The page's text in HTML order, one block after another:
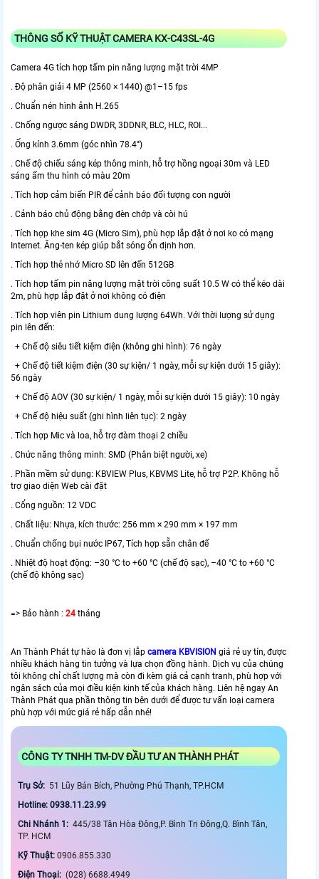
THÔNG SỐ KỸ THUẬT CAMERA KX-C43SL-4G
Camera 4G tích hợp tấm pin năng lượng mặt trời 4MP
. Độ phân giải 4 MP (2560 × 1440) @1–15 fps
. Chuẩn nén hình ảnh H.265
. Chống ngược sáng DWDR, 3DDNR, BLC, HLC, ROI...
. Ống kính 3.6mm (góc nhìn 78.4°)
. Chế độ chiếu sáng kép thông minh, hỗ trợ hồng ngoại 30m và LED
sáng ấm thu hình có màu 20m
. Tích hợp cảm biến PIR để cảnh báo đối tượng con người
. Cảnh báo chủ động bằng đèn chớp và còi hú
. Tích hợp khe sim 4G (Micro Sim), phù hợp lắp đặt ở nơi ko có mạng
Internet. Ăng-ten kép giúp bắt sóng ổn định hơn.
. Tích hợp thẻ nhớ Micro SD lên đến 512GB
. Tích hợp tấm pin năng lượng mặt trời công suất 10.5 W có thể kéo dài
2m, phù hợp lắp đặt ở nơi không có điện
. Tích hợp viên pin Lithium dung lượng 64Wh. Với thời lượng sử dụng
pin lên đến:
+ Chế độ siêu tiết kiệm điện (không ghi hình): 76 ngày
+ Chế độ tiết kiệm điện (30 sự kiện/ 1 ngày, mỗi sự kiện dưới 15 giây):
56 ngày
+ Chế độ AOV (30 sự kiện/ 1 ngày, mỗi sự kiện dưới 15 giây): 10 ngày
+ Chế độ hiệu suất (ghi hình liên tục): 2 ngày
. Tích hợp Mic và loa, hỗ trợ đàm thoại 2 chiều
. Chức năng thông minh: SMD (Phân biệt người, xe)
. Phần mềm sử dụng: KBVIEW Plus, KBVMS Lite, hỗ trợ P2P. Không hỗ
trợ giao diện Web cài đặt
. Cổng nguồn: 12 VDC
. Chất liệu: Nhựa, kích thước: 256 mm × 290 mm × 197 mm
. Chuẩn chống bụi nước IP67, Tích hợp sẵn chân đế
. Nhiệt độ hoạt động: –30 °C to +60 °C (chế độ sạc), –40 °C to +60 °C
(chế độ không sạc)
=> Bảo hành : 24 tháng
An Thành Phát tự hào là đơn vị lắp camera KBVISION giá rẻ uy tín, được
nhiều khách hàng tin tưởng và lựa chọn đồng hành. Dịch vụ của chúng
tôi không chỉ chất lượng mà còn đi kèm giá cả cạnh tranh, phù hợp với
ngân sách của mọi điều kiện kinh tế của khách hàng. Liên hệ ngay An
Thành Phát qua phần thông tin bên dưới để được tư vấn loại camera
phù hợp với mức giá rẻ hấp dẫn nhé!
CÔNG TY TNHH TM-DV ĐẦU TƯ AN THÀNH PHÁT
Trụ Sở: 51 Lũy Bán Bích, Phường Phú Thạnh, TP.HCM
Hotline: 0938.11.23.99
Chi Nhánh 1: 445/38 Tân Hòa Đông,P. Bình Trị Đông,Q. Bình Tân,
TP. HCM
Kỹ Thuật: 0906.855.330
Điện Thoại: (028) 6688.4949